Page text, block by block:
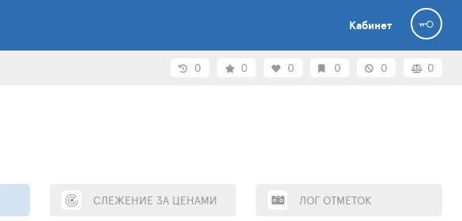
Кабинет
0 0 0 0 0 0
СЛЕЖЕНИЕ ЗА ЦЕНАМИ ЛОГ ОТМЕТОК